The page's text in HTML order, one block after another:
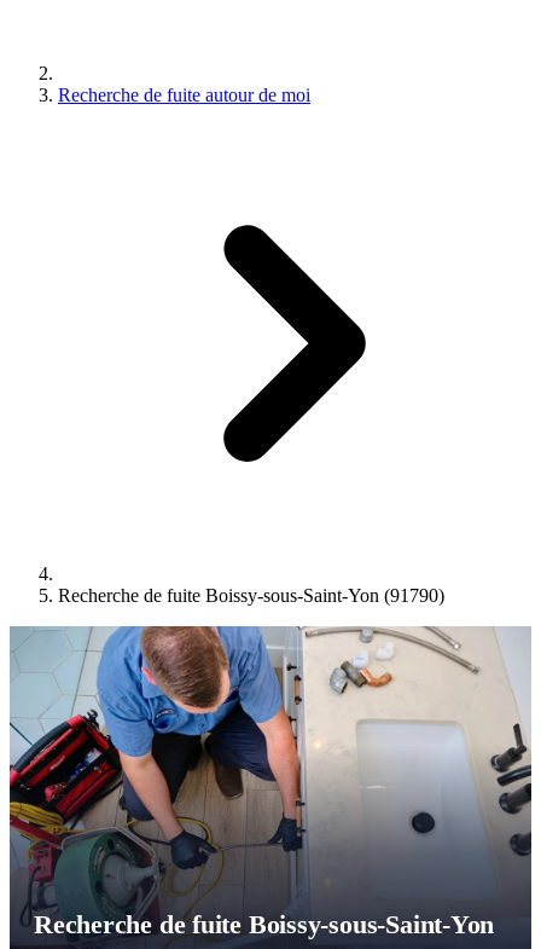
Recherche de fuite autour de moi
Recherche de fuite Boissy-sous-Saint-Yon (91790)
Recherche de fuite Boissy-sous-Saint-Yon